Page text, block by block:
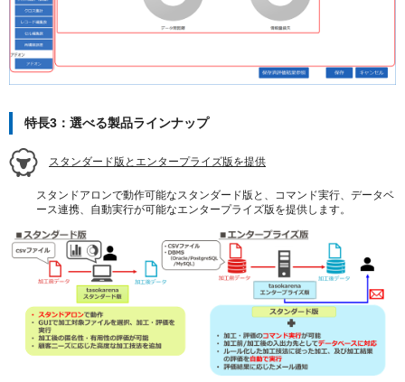
特長3：選べる製品ラインナップ
スタンダード版とエンタープライズ版を提供
スタンドアロンで動作可能なスタンダード版と、コマンド実行、データベ
ース連携、自動実行が可能なエンタープライズ版を提供します。